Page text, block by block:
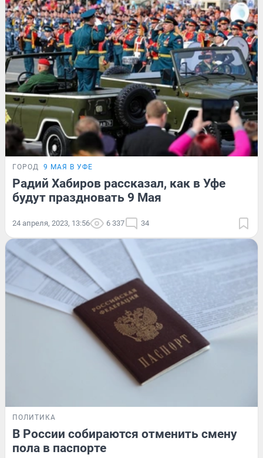
ГОРОД 9 МАЯ В УФЕ
Радий Хабиров рассказал, как в Уфе
будут праздновать 9 Мая
24 апреля, 2023, 13:56 6 337 34
ПОЛИТИКА
В России собираются отменить смену
пола в паспорте